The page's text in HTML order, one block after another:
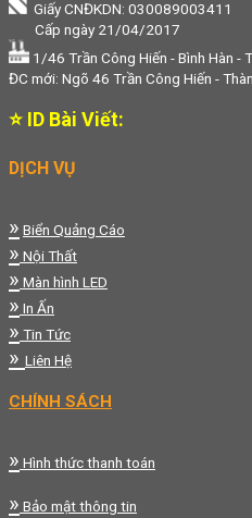
Giấy CNĐKDN: 030089003411
Cấp ngày 21/04/2017
1/46 Trần Công Hiến - Bình Hàn -
ĐC mới: Ngõ 46 Trần Công Hiến -
⭐ ID Bài Viết:
DỊCH VỤ
» Biển Quảng Cáo
» Nội Thất
» Màn hình LED
» In Ấn
» Tin Tức
» Liên Hệ
CHÍNH SÁCH
» Hình thức thanh toán
» Bảo mật thông tin